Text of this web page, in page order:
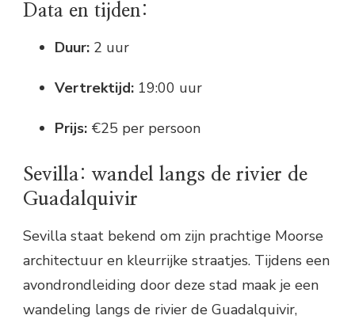
Data en tijden:
Duur: 2 uur
Vertrektijd: 19:00 uur
Prijs: €25 per persoon
Sevilla: wandel langs de rivier de
Guadalquivir
Sevilla staat bekend om zijn prachtige Moorse
architectuur en kleurrijke straatjes. Tijdens een
avondrondleiding door deze stad maak je een
wandeling langs de rivier de Guadalquivir,